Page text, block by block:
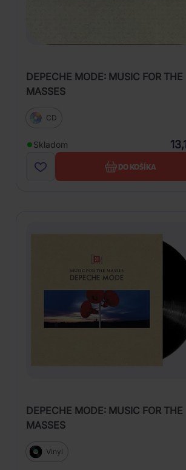
DEPECHE MODE: MUSIC FOR THE
MASSES
CD
Skladom
DO KOŠÍKA
DEPECHE MODE: MUSIC FOR THE
MASSES
Vinyl